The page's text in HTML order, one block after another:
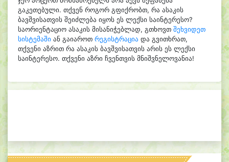
გაკეთებული. თქვენ როგორ გფიქრობთ, რა ასაკის
ბავშვისათვის შეიძლება იყოს ეს ლექსი საინტერესო?
საორიენტაციო ასაკის მისანიჭებლად, გთხოვთ შეხვიდეთ
სისტემაში ან გაიაროთ რეგისტრაცია და გვითხრათ,
თქვენი აზრით რა ასაკის ბავშვისათვის არის ეს ლექსი
საინტერესო. თქვენი აზრი ჩვენთვის მნიშვნელოვანია!